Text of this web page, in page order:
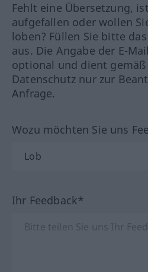
Fehlt eine Übersetzung,
aufgefallen oder wollen
loben? Füllen Sie bitte
aus. Die Angabe der E-
optional und dient gemäß
Datenschutz nur zur
Anfrage.
Wozu möchten Sie uns
Ihr Feedback*